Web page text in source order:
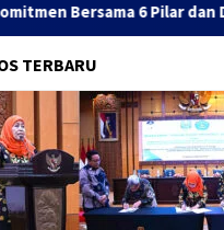
Pilar dan Deklarasikan 8
TERBARU